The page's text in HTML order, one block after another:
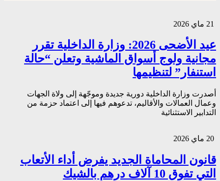
عيد الأضحى 2026: وزارة الداخلية تقرر
مجانية ولوج أسواق الماشية وتعلن “حالة
استنفار” لتنظيمها
أصدرت وزارة الداخلية دورية جديدة وموجّهة إلى ولاة الجهات
وعمال العمالات والأقاليم، تدعوهم فيها إلى اعتماد حزمة من
التدابير الاستثنائية
قانون المحاماة الجديد يفرض أداء الأتعاب
التي تفوق 10 آلاف درهم بالشيك